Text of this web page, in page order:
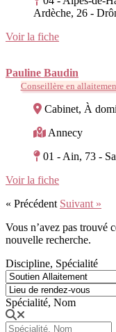
Ardèche, 26 -
Voir la fiche
Pauline Baudin
Conseillère en
Cabinet, À
Annecy
01 - Ain, 73 -
Voir la fiche
« Précédent Suivant »
Vous n’avez pas trouvé
nouvelle recherche.
Discipline, Spécialité
Spécialité, Nom